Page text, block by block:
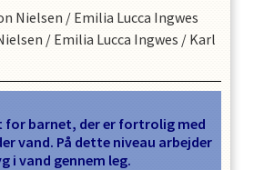
Nielsen / Emilia Lucca Ingwes
/ Emilia Lucca Ingwes / Karl
for barnet, der er fortrolig med
vand. På dette niveau arbejder
i vand gennem leg.